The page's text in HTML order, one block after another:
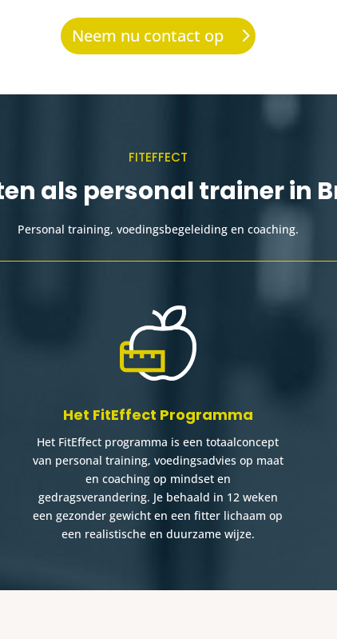
Neem nu contact op
FITEFFECT
als personal trainer in
Personal training, voedingsbegeleiding en coaching.
Het FitEffect Programma
Het FitEffect programma is een totaalconcept
van personal training, voedingsadvies op maat
en coaching op mindset en
gedragsverandering. Je behaald in 12 weken
een gezonder gewicht en een fitter lichaam op
een realistische en duurzame wijze.